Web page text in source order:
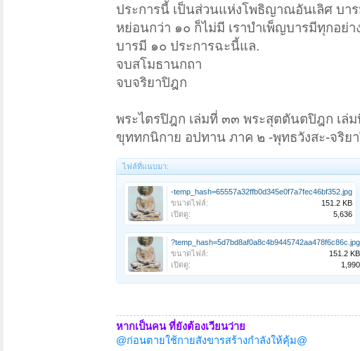
ประการนี้ เป็นส่วนแห่งโพธิญาณอันเลิศ บา
หย่อนกว่า ๑๐ ก็ไม่มี เราบำเพ็ญบารมีทุกอย่า
บารมี ๑๐ ประการฉะนี้แล.
จบสโมธานกถา
จบจริยาปิฎก
พระไตรปิฎก เล่มที่ ๓๓ พระสุตตันตปิฎก เล่
ขุททกนิกาย อปทาน ภาค ๒ -พุทธวังสะ-จริย
ไฟล์ที่แนบมา:
-temp_hash=65557a32ffb0d345e0f7a7fec46bf352.jpg
ขนาดไฟล์:
151.2 KB
เปิดดู:
5,636
?temp_hash=5d7bd8af0a8c4b9445742aa478f6c86c.jpg
ขนาดไฟล์:
151.2 KB
เปิดดู:
1,990
หากเป็นคน ที่ยังต้องเวียนว่าย
@ก่อนตายใช้กายสังขารสร้างกำลังให้คุ้ม@